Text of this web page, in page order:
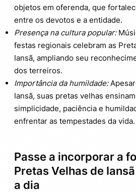
objetos em oferenda, que
entre os devotos e a entidade.
Presença na cultura popular:
festas regionais celebram as
Iansã, ampliando seu
dos terreiros.
Importância da humildade:
Iansã, suas pretas velhas
simplicidade, paciência e
enfrentar as tempestades da vida.
Passe a incorporar a
Pretas Velhas de
a dia